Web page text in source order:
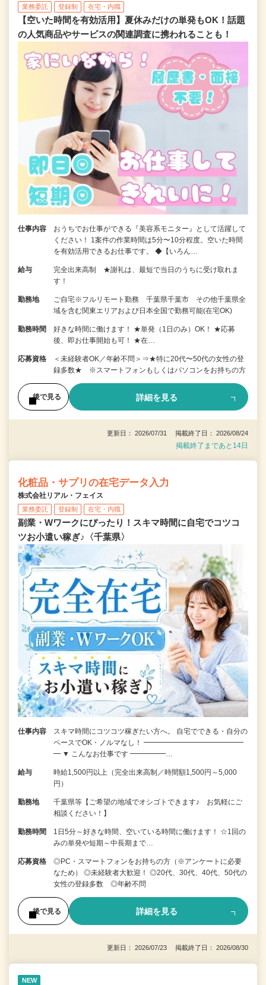
業務委託 登録制 在宅・内職
【空いた時間を有効活用】夏休みだけの単発もOK！話題
の人気商品やサービスの関連調査に携われることも！
仕事内容
おうちでお仕事ができる『美容系モニター』として活躍して
ください！ 1案件の作業時間は5分〜10分程度。空いた時間
を有効活用できるお仕事です。 ◆【いろん…
給与
完全出来高制 ★謝礼は、最短で当日のうちに受け取れま
す！
勤務地
ご自宅※フルリモート勤務 千葉県千葉市 その他千葉県全
域を含む関東エリアおよび日本全国で勤務可能(在宅OK)
勤務時間
好きな時間に働けます！ ★単発（1日のみ）OK！ ★応募
後、即お仕事開始も可！ ★在…
応募資格
＜未経験者OK／年齢不問＞⇒★特に20代〜50代の女性の登
録多数★ ※スマートフォンもしくはパソコンをお持ちの方
後で見る 詳細を見る
更新日： 2026/07/31 掲載終了日： 2026/08/24
掲載終了まであと14日
化粧品・サプリの在宅データ入力
株式会社リアル・フェイス
業務委託 登録制 在宅・内職
副業・Wワークにぴったり！スキマ時間に自宅でコツコ
ツお小遣い稼ぎ♪〈千葉県〉
仕事内容
スキマ時間にコツコツ稼ぎたい方へ。 自宅でできる・自分の
ペースでOK・ノルマなし！ ━━━━━━━━━━━━━━
━ ▼ こんなお仕事です ━━━━━…
給与
時給1,500円以上（完全出来高制／時間額1,500円～5,000
円）
勤務地
千葉県等【ご希望の地域でオシゴトできます♪ お気軽にご
相談ください！】
勤務時間
1日5分～好きな時間、空いている時間に働けます！ ☆1回の
みの単発や短期～中長期まで…
応募資格
◎PC・スマートフォンをお持ちの方（※アンケートに必要
なため） ◎未経験者大歓迎！ ◎20代、30代、40代、50代の
女性の登録多数 ◎年齢不問
後で見る 詳細を見る
更新日： 2026/07/23 掲載終了日： 2026/08/30
NEW